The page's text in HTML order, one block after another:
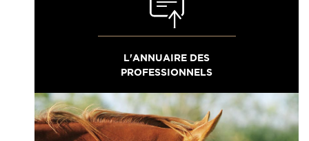
L'ANNUAIRE DES
PROFESSIONNELS